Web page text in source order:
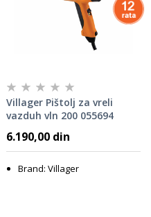
Villager Pištolj za vreli
vazduh vln 200 055694
6.190,00 din
Brand: Villager